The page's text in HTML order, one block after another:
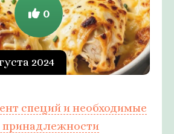
2024
0
специй и необходимые
принадлежности